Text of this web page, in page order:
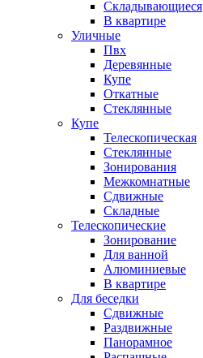
Складывающиеся
В квартире
Уличные
Пвх
Деревянные
Купе
Откатные
Стеклянные
Купе
Телескопическая
Стеклянные
Зонирования
Межкомнатные
Сдвижные
Складные
Телескопические
Зонирование
Для ванной
Алюминиевые
В квартире
Для беседки
Сдвижные
Раздвижные
Панорамное